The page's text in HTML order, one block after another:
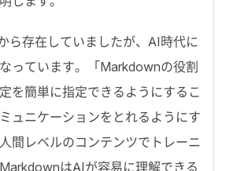
ら存在していましたが、 AI時代に
っています。「Markdownの役割
を簡単に指定できるようにするこ
ュニケーションをとれるようにす
間レベルのコンテンツでトレーニ
MarkdownはAIが容易に理解できる